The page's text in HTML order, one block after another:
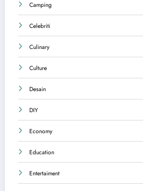
Camping
Celebriti
Culinary
Culture
Desain
DIY
Economy
Education
Entertaiment